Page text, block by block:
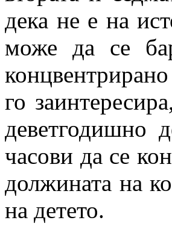
дека не е на
може да се
го
деветгодишно
часови да се
должината на
на детето.